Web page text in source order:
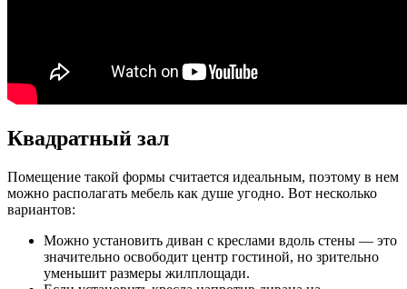
Квадратный зал
Помещение такой формы считается идеальным, поэтому в нем
можно располагать мебель как душе угодно. Вот несколько
вариантов:
Можно установить диван с креслами вдоль стены — это
значительно освободит центр гостиной, но зрительно
уменьшит размеры жилплощади.